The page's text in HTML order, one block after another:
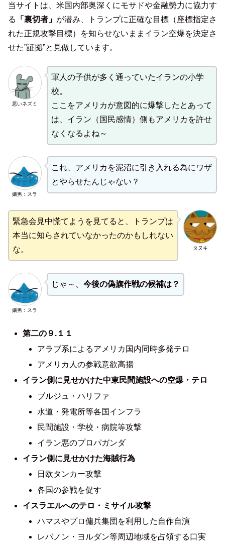
当サイトは、米国内部奥深くにモサドや金融勢力に協力す
る
「裏切者」 が潜み、トランプに正確な目標（座標指定さ
れた正規攻撃目標）を知らせないままイラン空爆を決定さ
せた”証拠”と見做しています。
悪いネズミ
軍人の子供が多く通っていたイランの小学
校。
ここをアメリカが意図的に爆撃したとあって
は、イラン（国民感情）側もアメリカを許せ
なくなるよね～
嫡男：スラ
これ、アメリカを泥沼に引き入れる為にワザ
とやらせたんじゃない？
タヌキ
緊急会見中慌てようを見てると、トランプは
本当に知らされていなかったのかもしれない
な。
嫡男：スラ
じゃ～、 今後の偽旗作戦の候補は？
第二の９.１１
アラブ系によるアメリカ国内同時多発テロ
アメリカ人の参戦意欲高揚
イラン側に見せかけた中東民間施設への空爆・テロ
ブルジュ・ハリファ
水道・発電所等各国インフラ
民間施設・学校・病院等攻撃
イラン悪のプロパガンダ
イラン側に見せかけた海賊行為
日欧タンカー攻撃
各国の参戦を促す
イスラエルへのテロ・ミサイル攻撃
ハマスやプロ傭兵集団を利用した自作自演
レバノン・ヨルダン等周辺地域を占領する口実